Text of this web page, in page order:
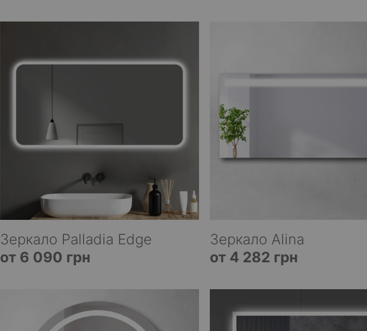
Зеркало Palladia Edge
от 6 090 грн
Зеркало Alina
от 4 282 грн